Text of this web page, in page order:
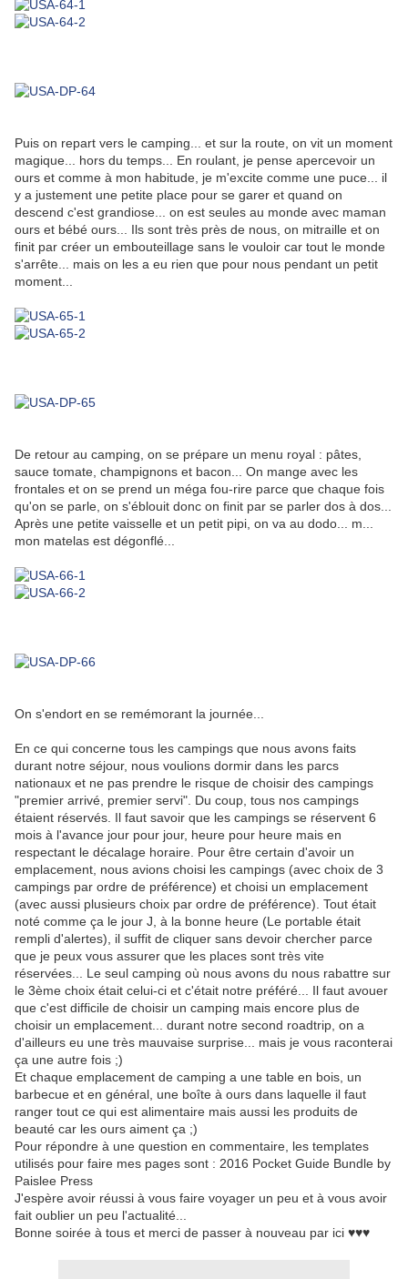
Puis on repart vers le camping... et sur la route, on vit un moment
magique... hors du temps... En roulant, je pense apercevoir un
ours et comme à mon habitude, je m'excite comme une puce... il
y a justement une petite place pour se garer et quand on
descend c'est grandiose... on est seules au monde avec maman
ours et bébé ours... Ils sont très près de nous, on mitraille et on
finit par créer un embouteillage sans le vouloir car tout le monde
s'arrête... mais on les a eu rien que pour nous pendant un petit
moment...
De retour au camping, on se prépare un menu royal : pâtes,
sauce tomate, champignons et bacon... On mange avec les
frontales et on se prend un méga fou-rire parce que chaque fois
qu'on se parle, on s'éblouit donc on finit par se parler dos à dos...
Après une petite vaisselle et un petit pipi, on va au dodo... m...
mon matelas est dégonflé...
On s'endort en se remémorant la journée...
En ce qui concerne tous les campings que nous avons faits
durant notre séjour, nous voulions dormir dans les parcs
nationaux et ne pas prendre le risque de choisir des campings
"premier arrivé, premier servi". Du coup, tous nos campings
étaient réservés. Il faut savoir que les campings se réservent 6
mois à l'avance jour pour jour, heure pour heure mais en
respectant le décalage horaire. Pour être certain d'avoir un
emplacement, nous avions choisi les campings (avec choix de 3
campings par ordre de préférence) et choisi un emplacement
(avec aussi plusieurs choix par ordre de préférence). Tout était
noté comme ça le jour J, à la bonne heure (Le portable était
rempli d'alertes), il suffit de cliquer sans devoir chercher parce
que je peux vous assurer que les places sont très vite
réservées... Le seul camping où nous avons du nous rabattre sur
le 3ème choix était celui-ci et c'était notre préféré... Il faut avouer
que c'est difficile de choisir un camping mais encore plus de
choisir un emplacement... durant notre second roadtrip, on a
d'ailleurs eu une très mauvaise surprise... mais je vous raconterai
ça une autre fois ;)
Et chaque emplacement de camping a une table en bois, un
barbecue et en général, une boîte à ours dans laquelle il faut
ranger tout ce qui est alimentaire mais aussi les produits de
beauté car les ours aiment ça ;)
Pour répondre à une question en commentaire, les templates
utilisés pour faire mes pages sont : 2016 Pocket Guide Bundle by
Paislee Press
J'espère avoir réussi à vous faire voyager un peu et à vous avoir
fait oublier un peu l'actualité...
Bonne soirée à tous et merci de passer à nouveau par ici ♥♥♥